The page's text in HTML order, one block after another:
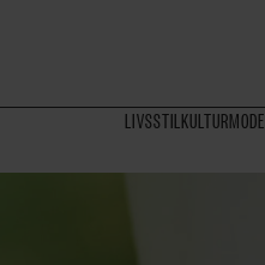
LIVSSTIL KULTURMODE